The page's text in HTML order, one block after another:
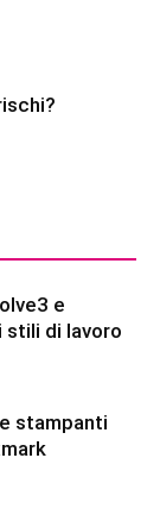
e
di lavoro
stampanti